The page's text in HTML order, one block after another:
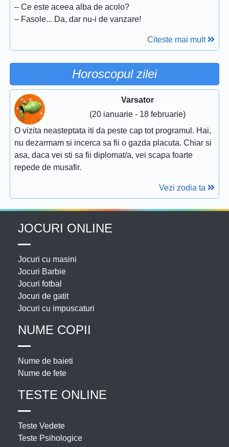
– Ce este aceea alba de acolo?
– Fasole... Da, dar nu-i de vanzare!
Citeste mai mult
Horoscopul zilei
Varsator
(20 ianuarie - 18 februarie)
O vizita neasteptata iti da peste cap tot programul. Hai,
nu dezarmam si incerca sa fii o gazda placuta. Chiar si
asa, daca vei sti sa fii diplomat/a, vei scapa foarte
repede de musafir.
Vezi zodia ta
JOCURI ONLINE
Jocuri cu masini
Jocuri Barbie
Jocuri fotbal
Jocuri de gatit
Jocuri cu impuscaturi
NUME COPII
Nume de baieti
Nume de fete
TESTE ONLINE
Teste Vedete
Teste Psihologice